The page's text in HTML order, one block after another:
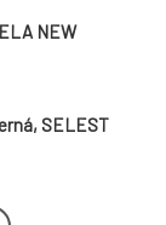
NEW
SELEST
NEW